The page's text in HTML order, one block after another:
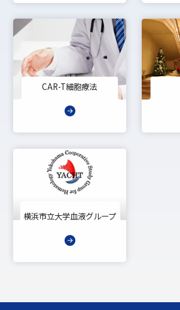
CAR-T細胞療法
横浜市立大学血液グループ